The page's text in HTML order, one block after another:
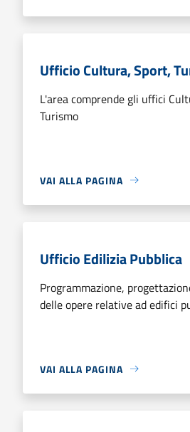
Ufficio Cultura, Sport,
L'area comprende gli uffici
Turismo
VAI ALLA PAGINA
Ufficio Edilizia Pubblica
Programmazione,
delle opere relative ad edifici
VAI ALLA PAGINA